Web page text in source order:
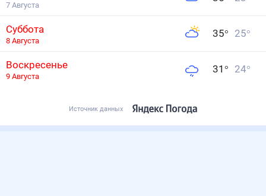
7 Августа
Суббота
8 Августа
35° 25°
Воскресенье
9 Августа
31 ° 24°
Источник данных